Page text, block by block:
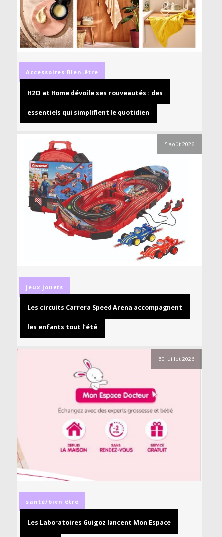
Accessoires Bien-être
H2O at Home dévoile ses nouveautés : des
essentiels qui simplifient le quotidien
5 août 2026
jeux jouets
Les circuits Carrera Speed Arena accompagnent
les enfants tout l’été
30 juillet 2026
santé/bien être
Les Laboratoires Guigoz lancent Mon Espace